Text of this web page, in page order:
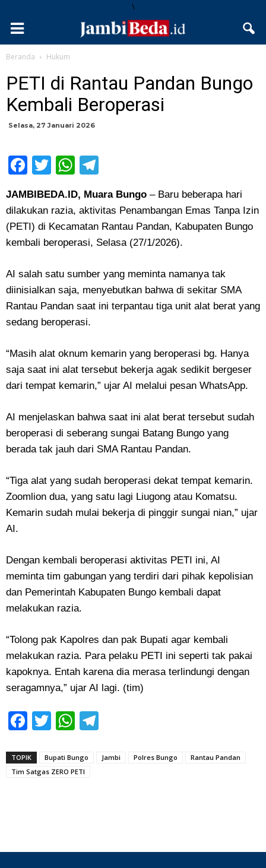
\
Beranda Hukum
PETI di Rantau Pandan Bungo
Kembali Beroperasi
Selasa, 27 Januari 2026
Facebook
TwitterWhatsApp
JAMBIBEDA.ID, Muara Bungo – Baru beberapa hari
dilakukan razia, aktivitas Penambangan Emas Tanpa Izin
(PETI) di Kecamatan Rantau Pandan, Kabupaten Bungo
kembali beroperasi, Selasa (27/1/2026).
AI salah satu sumber yang meminta namanya tak
diinisialkan saja, menyebutkan bahwa di sekitar SMA
Rantau Pandan saat ini terpantau tiga unit alat berat yang
sedang beroperasi.
“Masih alat oknum kemarin yang beroperasi bg. Hanya
saja saat ini alat tersebut bekerja agak sedikit bergeser
dari tempat kemarin,” ujar AI melalui pesan WhatsApp.
AI menjelaskan bahwa saat ini alat berat tersebut sudah
beroperasi di seberang sungai Batang Bungo yang
berada tak jauh dari SMA Rantau Pandan.
“Tiga alat yang sudah beroperasi dekat tempat kemarin.
Zoomlion dua, yang satu lagi Liugong atau Komatsu.
Kemarin sudah mulai bekerja di pinggir sungai nian,” ujar
AI.
Dengan kembali beroperasi aktivitas PETI ini, AI
meminta tim gabungan yang terdiri dari pihak kepolisian
dan Pemerintah Kabupaten Bungo kembali dapat
melakukan razia.
“Tolong pak Kapolres dan pak Bupati agar kembali
melakukan razia. Para pelaku PETI ini seperti tak pakai
kapoknya. Entah karena dia merasa terlindungi dengan
seragamnya,” ujar AI lagi. (tim)
Facebook
TwitterWhatsApp
TOPIK Bupati Bungo Jambi Polres Bungo
Rantau Pandan
Tim Satgas ZERO PETI